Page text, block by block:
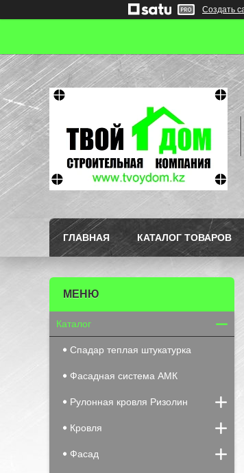
Создать
ГЛАВНАЯ КАТАЛОГ ТОВАРОВ
Каталог
Спадар теплая штукатурка
Фасадная система АМК
Рулонная кровля Ризолин
Кровля
Фасад